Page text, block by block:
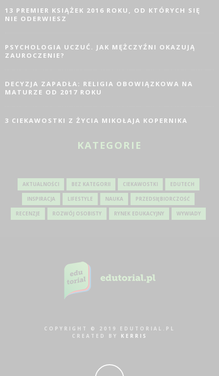
13 PREMIER KSIĄŻEK 2016 ROKU, OD KTÓRYCH SIĘ
NIE ODERWIESZ
PSYCHOLOGIA UCZUĆ. JAK MĘŻCZYŹNI OKAZUJĄ
ZAUROCZENIE?
DECYZJA ZAPADŁA: RELIGIA OBOWIĄZKOWA NA
MATURZE OD 2017 ROKU
3 CIEKAWOSTKI Z ŻYCIA MIKOŁAJA KOPERNIKA
KATEGORIE
AKTUALNOŚCI BEZ KATEGORII CIEKAWOSTKI EDUTECH
INSPIRACJA LIFESTYLE NAUKA PRZEDSIĘBIORCZOŚĆ
RECENZJE ROZWÓJ OSOBISTY RYNEK EDUKACYJNY WYWIADY
COPYRIGHT © 2019 EDUTORIAL.PL
CREATED BY KERRIS